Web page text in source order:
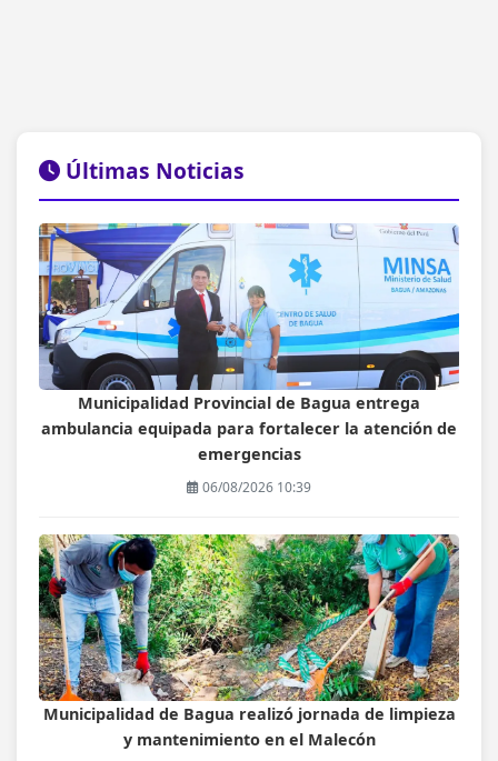
Últimas Noticias
Municipalidad Provincial de Bagua entrega
ambulancia equipada para fortalecer la atención de
emergencias
06/08/2026 10:39
Municipalidad de Bagua realizó jornada de limpieza
y mantenimiento en el Malecón